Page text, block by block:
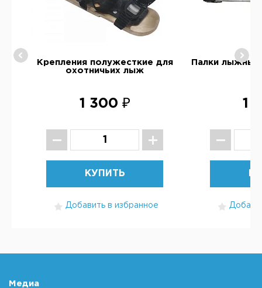
Крепления полужесткие для
охотничьих лыж
1 300 ₽
КУПИТЬ
Добавить в избранное
Палки лыжные
1
Медиа